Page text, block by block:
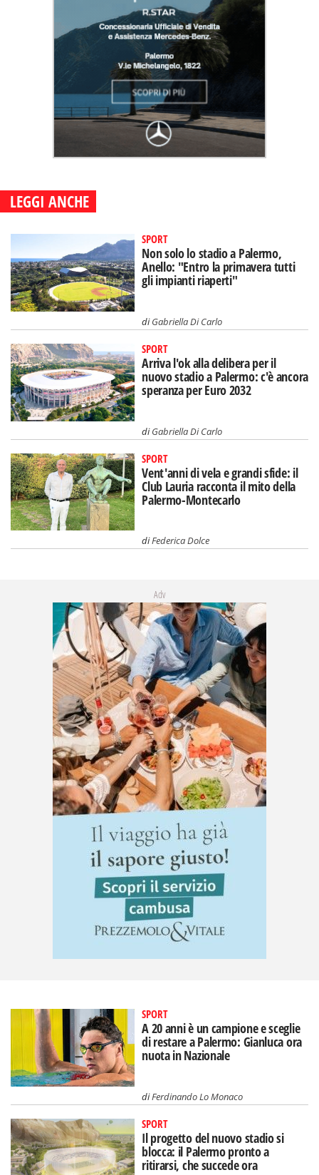
LEGGI ANCHE
SPORT
Non solo lo stadio a Palermo,
Anello: "Entro la primavera tutti
gli impianti riaperti"
diGabriella Di Carlo
SPORT
Arriva l'ok alla delibera per il
nuovo stadio a Palermo: c'è ancora
speranza per Euro 2032
diGabriella Di Carlo
SPORT
Vent'anni di vela e grandi sfide: il
Club Lauria racconta il mito della
Palermo-Montecarlo
diFederica Dolce
Adv
SPORT
A 20 anni è un campione e sceglie
di restare a Palermo: Gianluca ora
nuota in Nazionale
diFerdinando Lo Monaco
SPORT
Il progetto del nuovo stadio si
blocca: il Palermo pronto a
ritirarsi, che succede ora